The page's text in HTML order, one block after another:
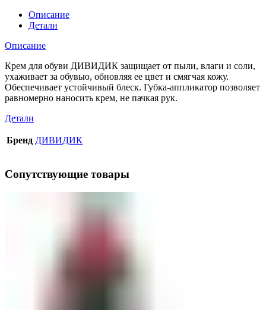
Описание
Детали
Описание
Крем для обуви ДИВИДИК защищает от пыли, влаги и соли,
ухаживает за обувью, обновляя ее цвет и смягчая кожу.
Обеспечивает устойчивый блеск. Губка-аппликатор позволяет
равномерно наносить крем, не пачкая рук.
Детали
Бренд ДИВИДИК
Сопутствующие товары